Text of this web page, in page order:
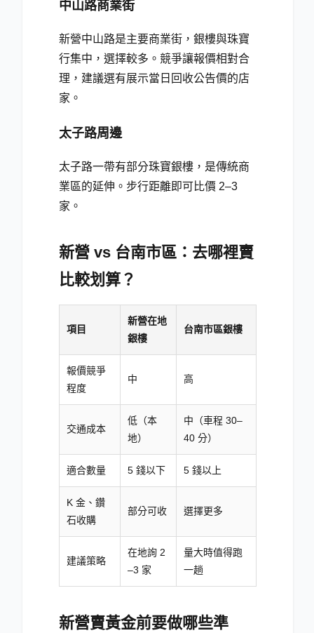
中山路商業街
新營中山路是主要商業街，銀樓與珠寶
行集中，選擇較多。競爭讓報價相對合
理，建議選有展示當日回收公告價的店
家。
太子路周邊
太子路一帶有部分珠寶銀樓，是傳統商
業區的延伸。步行距離即可比價 2–3
家。
新營 vs 台南市區：去哪裡賣
比較划算？
項目
新營在地
銀樓
台南市區銀樓
報價競爭
程度
中 高
交通成本
低（本
地）
中（車程 30–
40 分）
適合數量 5 錢以下 5 錢以上
K 金、鑽
石收購
部分可收 選擇更多
建議策略
在地詢 2
–3 家
量大時值得跑
一趟
新營賣黃金前要做哪些準